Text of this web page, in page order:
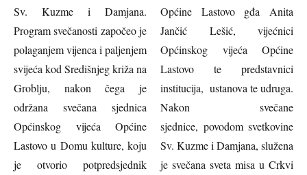
Sv. Kuzme i Damjana.
Program svečanosti započeo je
polaganjem vijenca i paljenjem
svijeća kod Središnjeg križa na
Groblju, nakon čega je
održana svečana sjednica
Općinskog vijeća Općine
Lastovo u Domu kulture, koju
je otvorio potpredsjednik
Općine Lastovo gđa Anita
Jančić Lešić, vijećnici
Općinskog vijeća Općine
Lastovo te predstavnici
institucija, ustanova te udruga.
Nakon svečane
sjednice, povodom svetkovine
Sv. Kuzme i Damjana, služena
je svečana sveta misa u Crkvi